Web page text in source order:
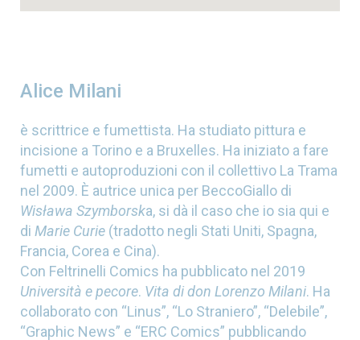
Alice Milani
è scrittrice e fumettista. Ha studiato pittura e
incisione a Torino e a Bruxelles. Ha iniziato a fare
fumetti e autoproduzioni con il collettivo La Trama
nel 2009. È autrice unica per BeccoGiallo di
Wisława Szymborska, si dà il caso che io sia qui e
di Marie Curie (tradotto negli Stati Uniti, Spagna,
Francia, Corea e Cina).
Con Feltrinelli Comics ha pubblicato nel 2019
Università e pecore. Vita di don Lorenzo Milani. Ha
collaborato con “Linus”, “Lo Straniero”, “Delebile”,
“Graphic News” e “ERC Comics” pubblicando